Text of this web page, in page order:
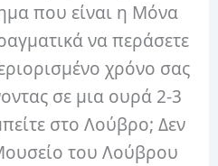
που είναι η Μόνα
να περάσετε
χρόνο σας
σε μια ουρά 2-3
στο Λούβρο; Δεν
του Λούβρου